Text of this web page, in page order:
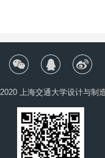
上海交通大学设计与制